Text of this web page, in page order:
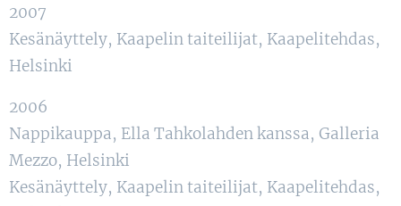
2007
Kesänäyttely, Kaapelin taiteilijat, Kaapelitehdas,
Helsinki
2006
Nappikauppa, Ella Tahkolahden kanssa, Galleria
Mezzo, Helsinki
Kesänäyttely, Kaapelin taiteilijat, Kaapelitehdas,